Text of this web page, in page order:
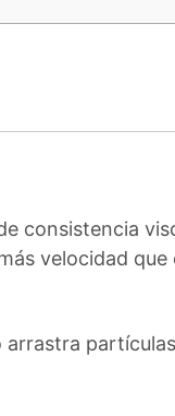
consistencia
velocidad que